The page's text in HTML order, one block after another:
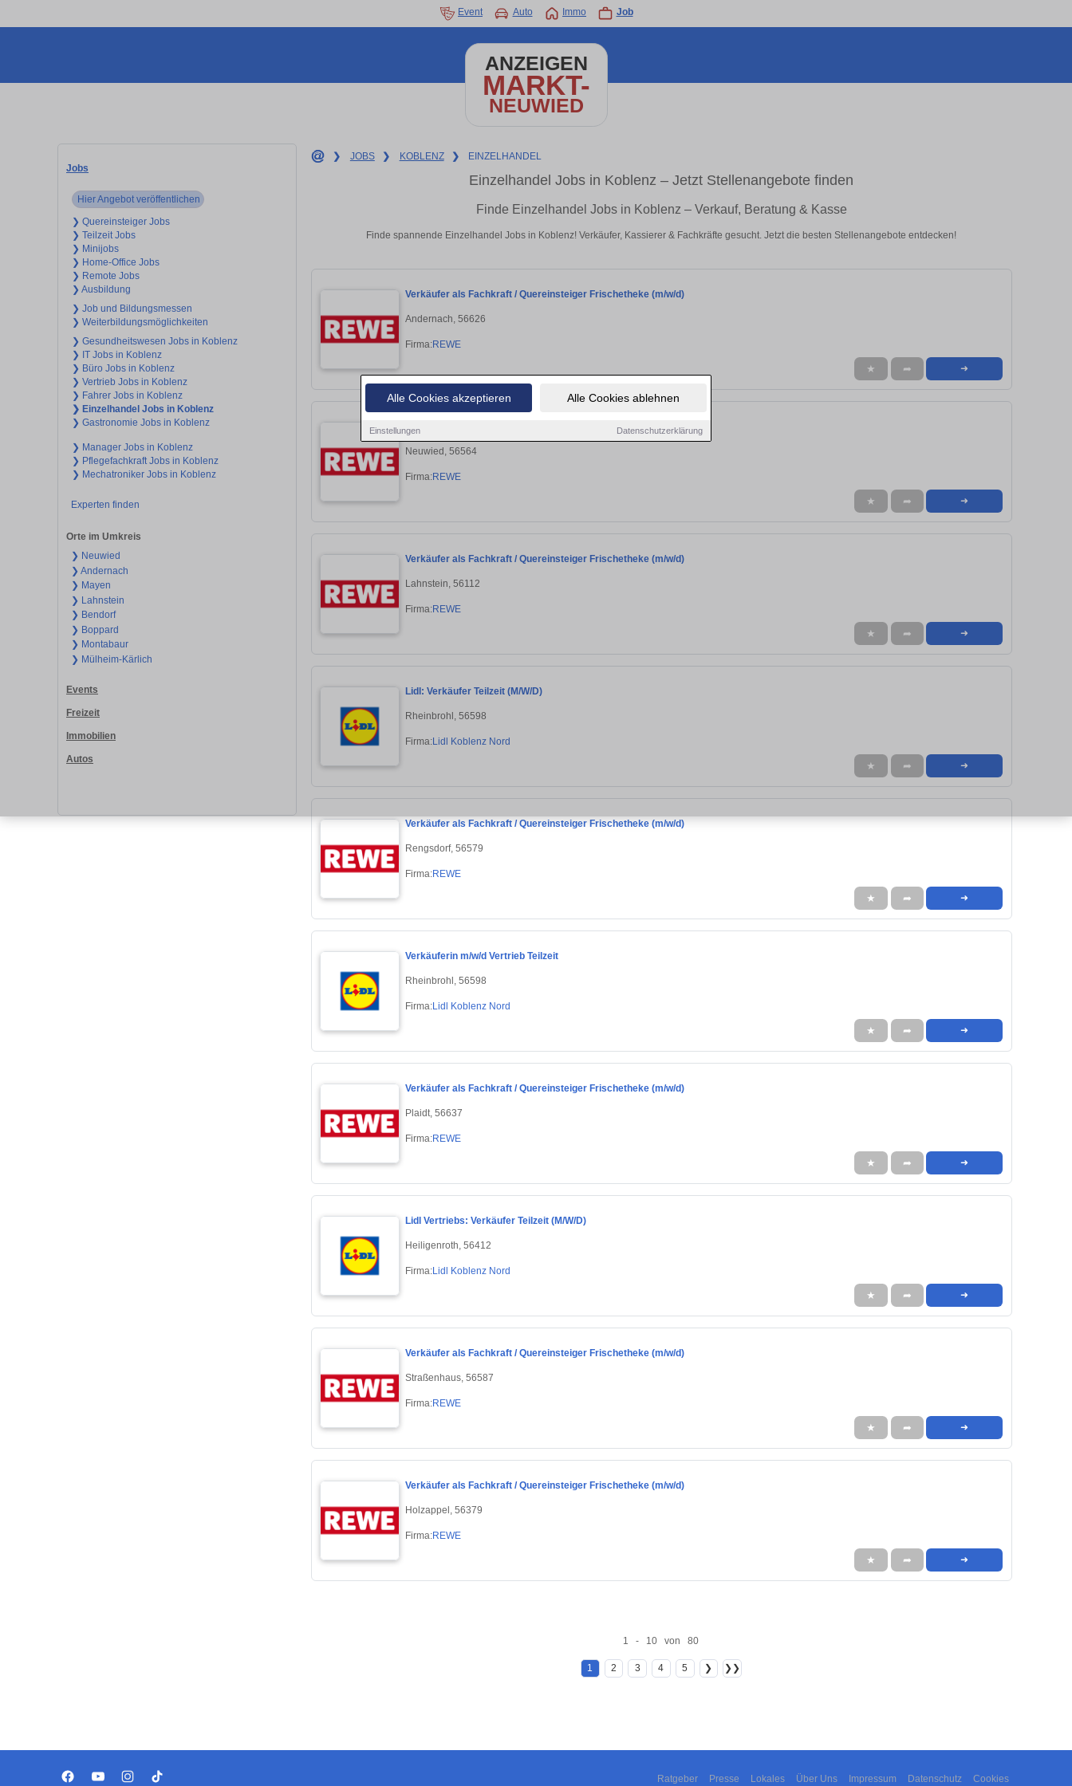
Alle Cookies akzeptieren Alle Cookies ablehnen
Einstellungen Datenschutzerklärung
Event Auto Immo Job
ANZEIGEN
MARKT-
NEUWIED
Jobs
Hier Angebot veröffentlichen
❯ Quereinsteiger Jobs
❯ Teilzeit Jobs
❯ Minijobs
❯ Home-Office Jobs
❯ Remote Jobs
❯ Ausbildung
❯ Job und Bildungsmessen
❯ Weiterbildungsmöglichkeiten
❯ Gesundheitswesen Jobs in Koblenz
❯ IT Jobs in Koblenz
❯ Büro Jobs in Koblenz
❯ Vertrieb Jobs in Koblenz
❯ Fahrer Jobs in Koblenz
❯ Einzelhandel Jobs in Koblenz
❯ Gastronomie Jobs in Koblenz
❯ Manager Jobs in Koblenz
❯ Pflegefachkraft Jobs in Koblenz
❯ Mechatroniker Jobs in Koblenz
Experten finden
Orte im Umkreis
❯ Neuwied
❯ Andernach
❯ Mayen
❯ Lahnstein
❯ Bendorf
❯ Boppard
❯ Montabaur
❯ Mülheim-Kärlich
Events
Freizeit
Immobilien
Autos
❯ JOBS ❯ KOBLENZ ❯ EINZELHANDEL
Einzelhandel Jobs in Koblenz – Jetzt Stellenangebote finden
Finde Einzelhandel Jobs in Koblenz – Verkauf, Beratung & Kasse
Finde spannende Einzelhandel Jobs in Koblenz! Verkäufer, Kassierer & Fachkräfte gesucht. Jetzt die besten Stellenangebote entdecken!
Verkäufer als Fachkraft / Quereinsteiger Frischetheke (m/w/d)
Andernach, 56626
Firma:REWE
★ ➦ ➜
Verkäufer als Fachkraft / Quereinsteiger Frischetheke (m/w/d)
Neuwied, 56564
Firma:REWE
★ ➦ ➜
Verkäufer als Fachkraft / Quereinsteiger Frischetheke (m/w/d)
Lahnstein, 56112
Firma:REWE
★ ➦ ➜
Lidl: Verkäufer Teilzeit (M/W/D)
Rheinbrohl, 56598
Firma:Lidl Koblenz Nord
★ ➦ ➜
Verkäufer als Fachkraft / Quereinsteiger Frischetheke (m/w/d)
Rengsdorf, 56579
Firma:REWE
★ ➦ ➜
Verkäuferin m/w/d Vertrieb Teilzeit
Rheinbrohl, 56598
Firma:Lidl Koblenz Nord
★ ➦ ➜
Verkäufer als Fachkraft / Quereinsteiger Frischetheke (m/w/d)
Plaidt, 56637
Firma:REWE
★ ➦ ➜
Lidl Vertriebs: Verkäufer Teilzeit (M/W/D)
Heiligenroth, 56412
Firma:Lidl Koblenz Nord
★ ➦ ➜
Verkäufer als Fachkraft / Quereinsteiger Frischetheke (m/w/d)
Straßenhaus, 56587
Firma:REWE
★ ➦ ➜
Verkäufer als Fachkraft / Quereinsteiger Frischetheke (m/w/d)
Holzappel, 56379
Firma:REWE
★ ➦ ➜
1 - 10 von 80
1 2 3 4 5 ❯ ❯❯
Ratgeber Presse Lokales Über Uns Impressum Datenschutz Cookies